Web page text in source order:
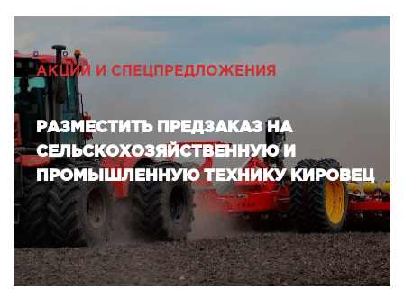
АКЦИИ И СПЕЦПРЕДЛОЖЕНИЯ
РАЗМЕСТИТЬ ПРЕДЗАКАЗ НА
СЕЛЬСКОХОЗЯЙСТВЕННУЮ И
ПРОМЫШЛЕННУЮ ТЕХНИКУ КИРОВЕЦ